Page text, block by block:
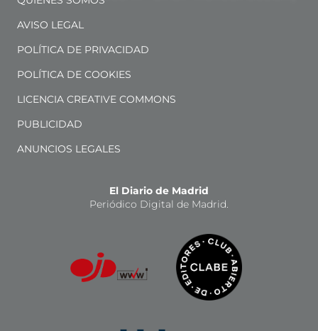
AVISO LEGAL
POLÍTICA DE PRIVACIDAD
POLÍTICA DE COOKIES
LICENCIA CREATIVE COMMONS
PUBLICIDAD
ANUNCIOS LEGALES
El Diario de Madrid
Periódico Digital de Madrid.